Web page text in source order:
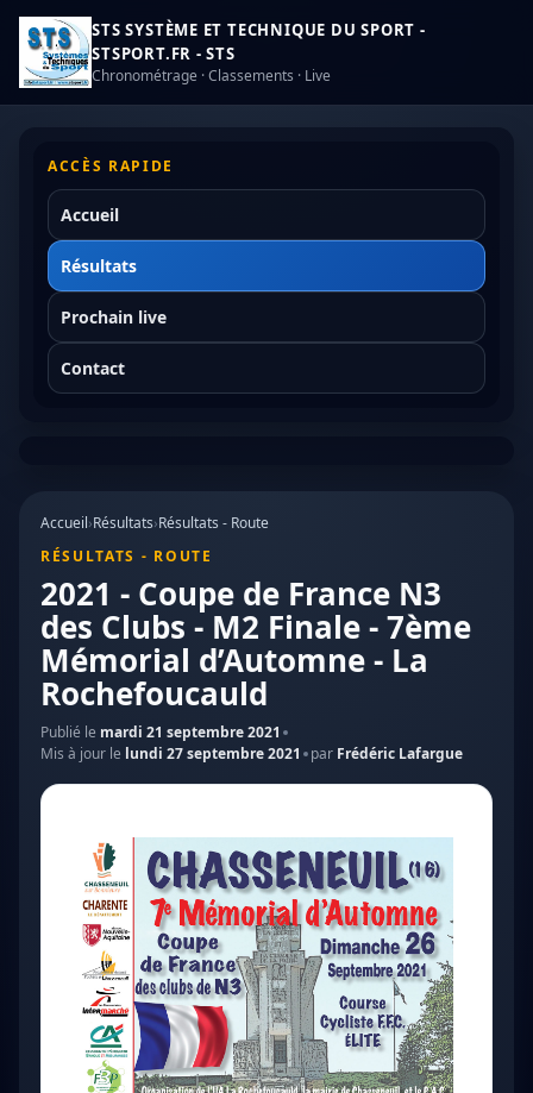
STS SYSTÈME ET TECHNIQUE DU SPORT -
STSPORT.FR - STS
Chronométrage · Classements · Live
ACCÈS RAPIDE
Accueil
Résultats
Prochain live
Contact
Accueil›Résultats›Résultats - Route
RÉSULTATS - ROUTE
2021 - Coupe de France N3
des Clubs - M2 Finale - 7ème
Mémorial d’Automne - La
Rochefoucauld
Publié le mardi 21 septembre 2021
Mis à jour le lundi 27 septembre 2021 par Frédéric Lafargue